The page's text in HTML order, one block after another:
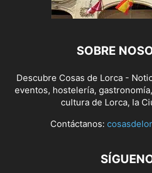
SOBRE
Descubre Cosas de Lorca -
eventos, hostelería,
cultura de Lorca, la
Contáctanos: